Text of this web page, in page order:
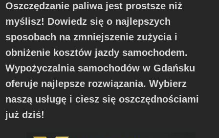
Oszczędzanie paliwa jest prostsze niż
myślisz! Dowiedz się o najlepszych
sposobach na zmniejszenie zużycia i
obniżenie kosztów jazdy samochodem.
Wypożyczalnia samochodów w Gdańsku
oferuje najlepsze rozwiązania. Wybierz
naszą usługę i ciesz się oszczędnościami
już dziś!